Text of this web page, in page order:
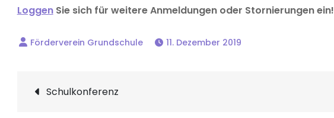
LoggenSie sich für weitere Anmeldungen oder Stornierungen ein!
11. Dezember 2019
Beitragsnavigation
Schulkonferenz